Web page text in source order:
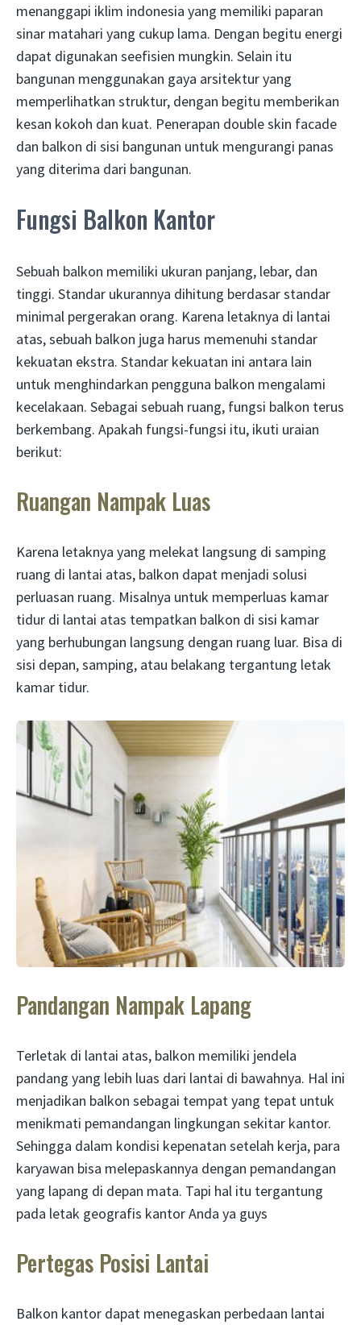
menanggapi iklim indonesia yang memiliki paparan
sinar matahari yang cukup lama. Dengan begitu energi
dapat digunakan seefisien mungkin. Selain itu
bangunan menggunakan gaya arsitektur yang
memperlihatkan struktur, dengan begitu memberikan
kesan kokoh dan kuat. Penerapan double skin facade
dan balkon di sisi bangunan untuk mengurangi panas
yang diterima dari bangunan.
Fungsi Balkon Kantor
Sebuah balkon memiliki ukuran panjang, lebar, dan
tinggi. Standar ukurannya dihitung berdasar standar
minimal pergerakan orang. Karena letaknya di lantai
atas, sebuah balkon juga harus memenuhi standar
kekuatan ekstra. Standar kekuatan ini antara lain
untuk menghindarkan pengguna balkon mengalami
kecelakaan. Sebagai sebuah ruang, fungsi balkon terus
berkembang. Apakah fungsi-fungsi itu, ikuti uraian
berikut:
Ruangan Nampak Luas
Karena letaknya yang melekat langsung di samping
ruang di lantai atas, balkon dapat menjadi solusi
perluasan ruang. Misalnya untuk memperluas kamar
tidur di lantai atas tempatkan balkon di sisi kamar
yang berhubungan langsung dengan ruang luar. Bisa di
sisi depan, samping, atau belakang tergantung letak
kamar tidur.
Pandangan Nampak Lapang
Terletak di lantai atas, balkon memiliki jendela
pandang yang lebih luas dari lantai di bawahnya. Hal ini
menjadikan balkon sebagai tempat yang tepat untuk
menikmati pemandangan lingkungan sekitar kantor.
Sehingga dalam kondisi kepenatan setelah kerja, para
karyawan bisa melepaskannya dengan pemandangan
yang lapang di depan mata. Tapi hal itu tergantung
pada letak geografis kantor Anda ya guys
Pertegas Posisi Lantai
Balkon kantor dapat menegaskan perbedaan lantai